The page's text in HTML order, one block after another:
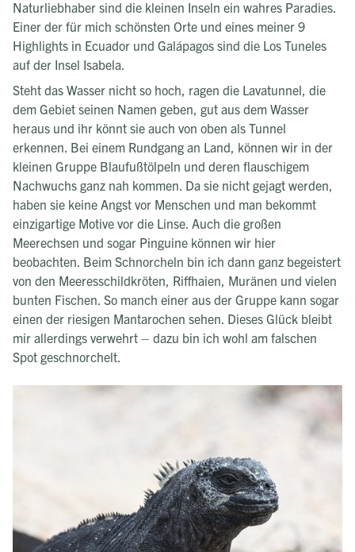
Naturliebhaber sind die kleinen Inseln ein wahres Paradies.
Einer der für mich schönsten Orte und eines meiner 9
Highlights in Ecuador und Galápagos sind die Los Tuneles
auf der Insel Isabela.
Steht das Wasser nicht so hoch, ragen die Lavatunnel, die
dem Gebiet seinen Namen geben, gut aus dem Wasser
heraus und ihr könnt sie auch von oben als Tunnel
erkennen. Bei einem Rundgang an Land, können wir in der
kleinen Gruppe Blaufußtölpeln und deren flauschigem
Nachwuchs ganz nah kommen. Da sie nicht gejagt werden,
haben sie keine Angst vor Menschen und man bekommt
einzigartige Motive vor die Linse. Auch die großen
Meerechsen und sogar Pinguine können wir hier
beobachten. Beim Schnorcheln bin ich dann ganz begeistert
von den Meeresschildkröten, Riffhaien, Muränen und vielen
bunten Fischen. So manch einer aus der Gruppe kann sogar
einen der riesigen Mantarochen sehen. Dieses Glück bleibt
mir allerdings verwehrt – dazu bin ich wohl am falschen
Spot geschnorchelt.